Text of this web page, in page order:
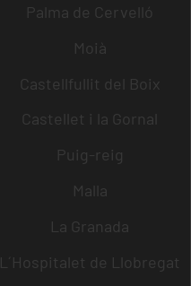
Palma de Cervelló
Moià
Castellfullit del Boix
Castellet i la Gornal
Puig-reig
Malla
La Granada
L´Hospitalet de Llobregat